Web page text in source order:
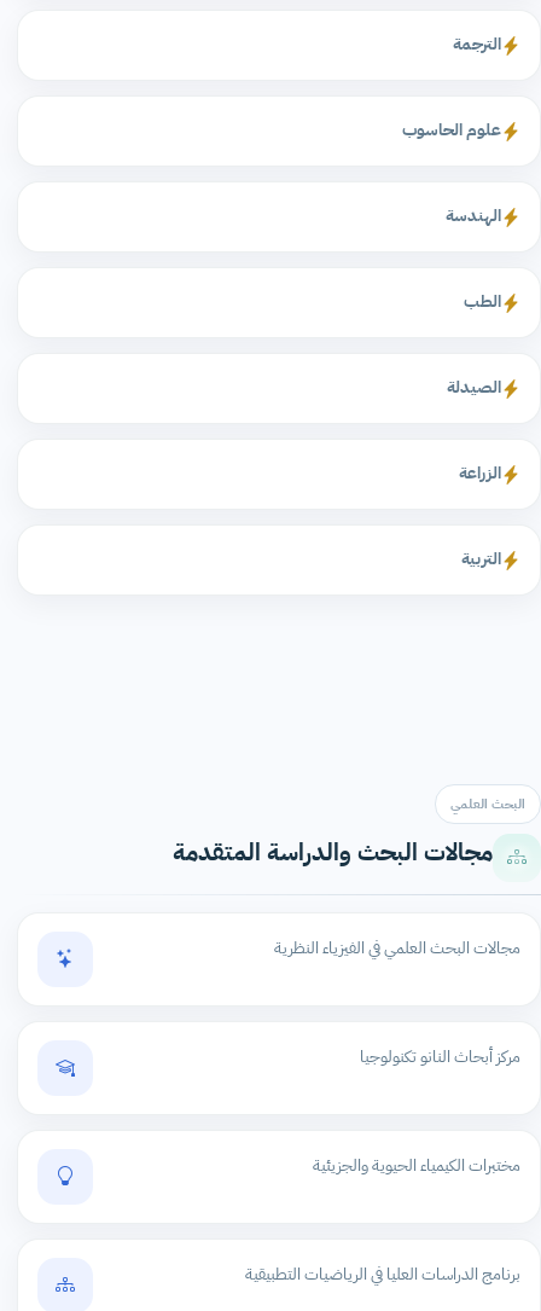
الترجمة
علوم الحاسوب
الهندسة
الطب
الصيدلة
الزراعة
التربية
البحث العلمي
مجالات البحث والدراسة المتقدمة
مجالات البحث العلمي في الفيزياء النظرية
مركز أبحاث النانو تكنولوجيا
مختبرات الكيمياء الحيوية والجزيئية
برنامج الدراسات العليا في الرياضيات التطبيقية